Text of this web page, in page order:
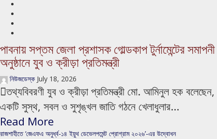
পাবনায় সপ্তম জেলা প্রশাসক গোল্ডকাপ টুর্নামেন্টের সমাপনী
অনুষ্ঠানে যুব ও ক্রীড়া প্রতিমন্ত্রী
নিউজডেস্ক July 18, 2026
তথ্যবিবরণী যুব ও ক্রীড়া প্রতিমন্ত্রী মো. আমিনুল হক বলেছেন,
একটি সুস্থ, সবল ও সুশৃঙ্খল জাতি গঠনে খেলাধুলার...
Read More
রাজশাহীতে ‘জেএফএ অনুর্ধ্ব-১৪ ইয়ুথ ডেভেলপমেন্ট প্রোগ্রাম ২০২৬’-এর উদ্বোধন